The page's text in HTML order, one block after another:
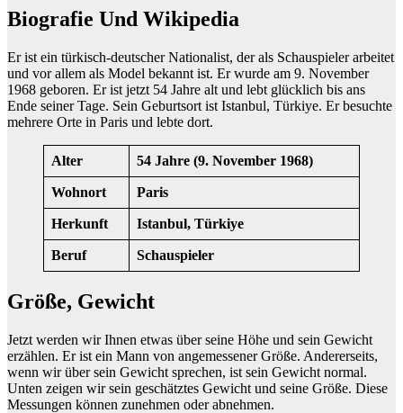
Biografie Und Wikipedia
Er ist ein türkisch-deutscher Nationalist, der als Schauspieler arbeitet
und vor allem als Model bekannt ist. Er wurde am 9. November
1968 geboren. Er ist jetzt 54 Jahre alt und lebt glücklich bis ans
Ende seiner Tage. Sein Geburtsort ist Istanbul, Türkiye. Er besuchte
mehrere Orte in Paris und lebte dort.
Alter 54 Jahre (9. November 1968)
Wohnort Paris
Herkunft Istanbul, Türkiye
Beruf Schauspieler
Größe, Gewicht
Jetzt werden wir Ihnen etwas über seine Höhe und sein Gewicht
erzählen. Er ist ein Mann von angemessener Größe. Andererseits,
wenn wir über sein Gewicht sprechen, ist sein Gewicht normal.
Unten zeigen wir sein geschätztes Gewicht und seine Größe. Diese
Messungen können zunehmen oder abnehmen.